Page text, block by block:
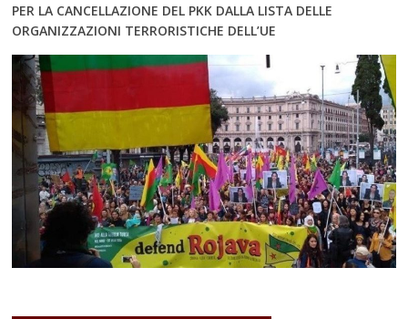
PER LA CANCELLAZIONE DEL PKK DALLA LISTA DELLE
ORGANIZZAZIONI TERRORISTICHE DELL’UE